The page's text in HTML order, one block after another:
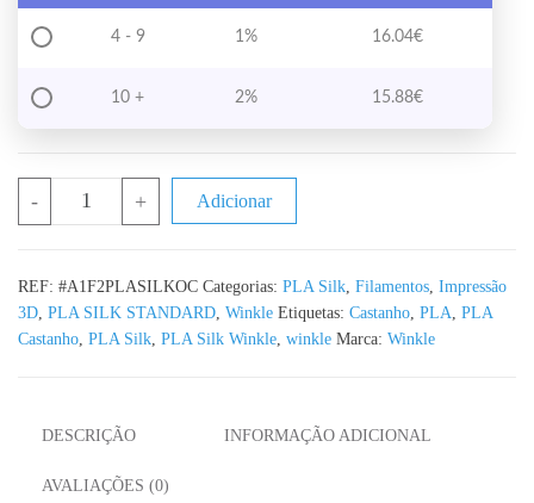
4 - 9 1% 16.04€
10 + 2% 15.88€
- + Adicionar
REF: #A1F2PLASILKOC Categorias: PLA Silk Filamentos Impressão
3D PLA SILK STANDARD Winkle Etiquetas: Castanho PLA PLA
Castanho PLA Silk PLA Silk Winkle winkle Marca: Winkle
DESCRIÇÃO INFORMAÇÃO ADICIONAL
AVALIAÇÕES (0)